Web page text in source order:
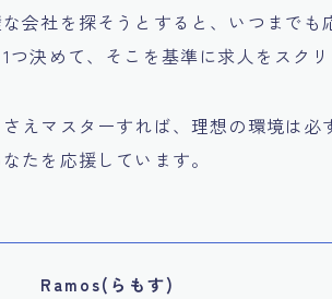
会社を探そうとすると、いつまで
つ決めて、そこを基準に求人をスク
さえマスターすれば、理想の環境は
たを応援しています。
Ramos(らもす)